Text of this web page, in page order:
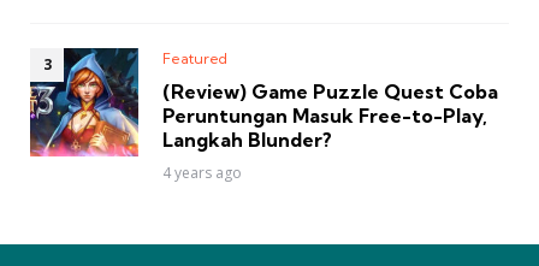
Featured
(Review) Game Puzzle Quest Coba
Peruntungan Masuk Free-to-Play,
Langkah Blunder?
4 years ago